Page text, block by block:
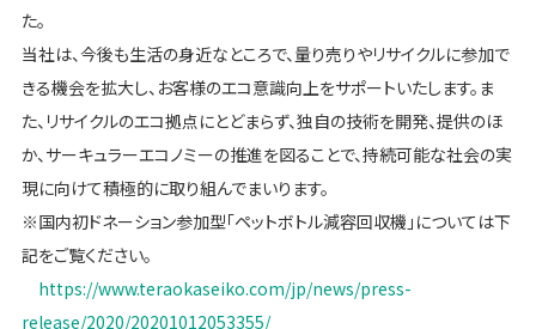
た。
当社は、今後も生活の身近なところで、量り売りやリサイクルに参加で
きる機会を拡大し、お客様のエコ意識向上をサポートいたします。ま
た、リサイクルのエコ拠点にとどまらず、独自の技術を開発、提供のほ
か、サーキュラーエコノミーの推進を図ることで、持続可能な社会の実
現に向けて積極的に取り組んでまいります。
※国内初ドネーション参加型「ペットボトル減容回収機」については下
記をご覧ください。
https://www.teraokaseiko.com/jp/news/press-
release/2020/20201012053355/